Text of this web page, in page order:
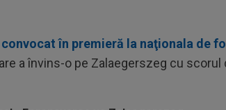
convocat în premieră la naţionala de
a învins-o pe Zalaegerszeg cu